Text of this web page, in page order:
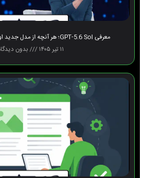
معرفی GPT-5.6 Sol؛ هر آنچه از مدل جدید اوپن ای آی می دانیم
۱۱ تیر ۱۴۰۵
بدون